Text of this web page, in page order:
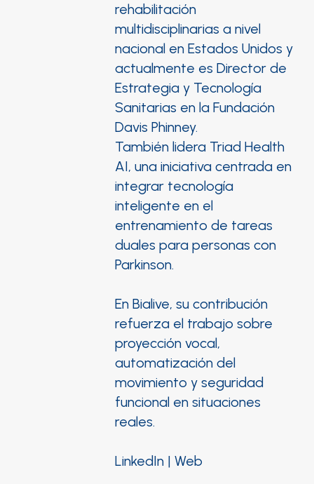
rehabilitación
multidisciplinarias a nivel
nacional en Estados Unidos y
actualmente es Director de
Estrategia y Tecnología
Sanitarias en la Fundación
Davis Phinney.
También lidera Triad Health
AI, una iniciativa centrada en
integrar tecnología
inteligente en el
entrenamiento de tareas
duales para personas con
Parkinson.
En Bialive, su contribución
refuerza el trabajo sobre
proyección vocal,
automatización del
movimiento y seguridad
funcional en situaciones
reales.
LinkedIn | Web